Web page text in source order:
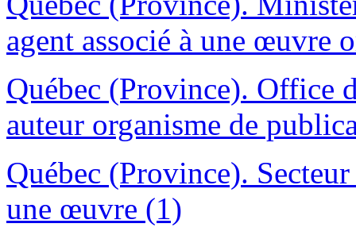
agent associé à une œuvre
Québec (Province). Office
auteur organisme de
Québec (Province).
une œuvre (1)